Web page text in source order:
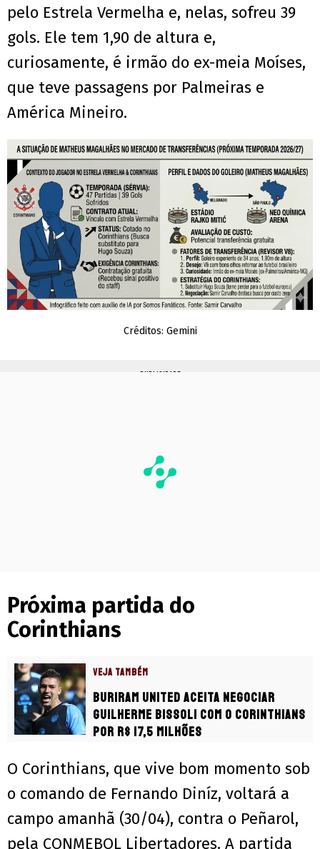
pelo Estrela Vermelha e, nelas, sofreu 39
gols. Ele tem 1,90 de altura e,
curiosamente, é irmão do ex-meia Moíses,
que teve passagens por Palmeiras e
América Mineiro.
Créditos: Gemini
PUBLICIDADE
Próxima partida do
Corinthians
VEJA TAMBÉM
Buriram United aceita negociar
Guilherme Bissoli com o Corinthians
por R$ 17,5 milhões
O Corinthians, que vive bom momento sob
o comando de Fernando Diníz, voltará a
campo amanhã (30/04), contra o Peñarol,
pela CONMEBOL Libertadores. A partida